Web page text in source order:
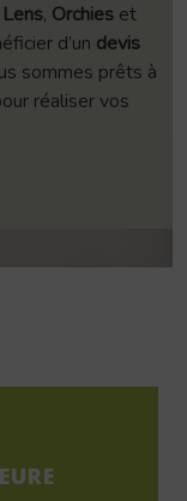
Lens, Orchies et
d’un devis
sommes prêts à
réaliser vos